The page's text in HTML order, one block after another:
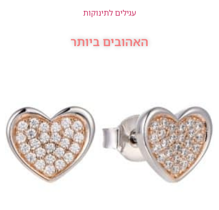
עגילים לתינוקות
האהובים ביותר